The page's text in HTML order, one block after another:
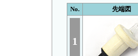
No. 先端図
1